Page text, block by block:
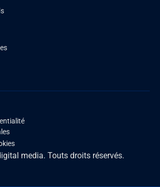
media. Touts droits réservés.